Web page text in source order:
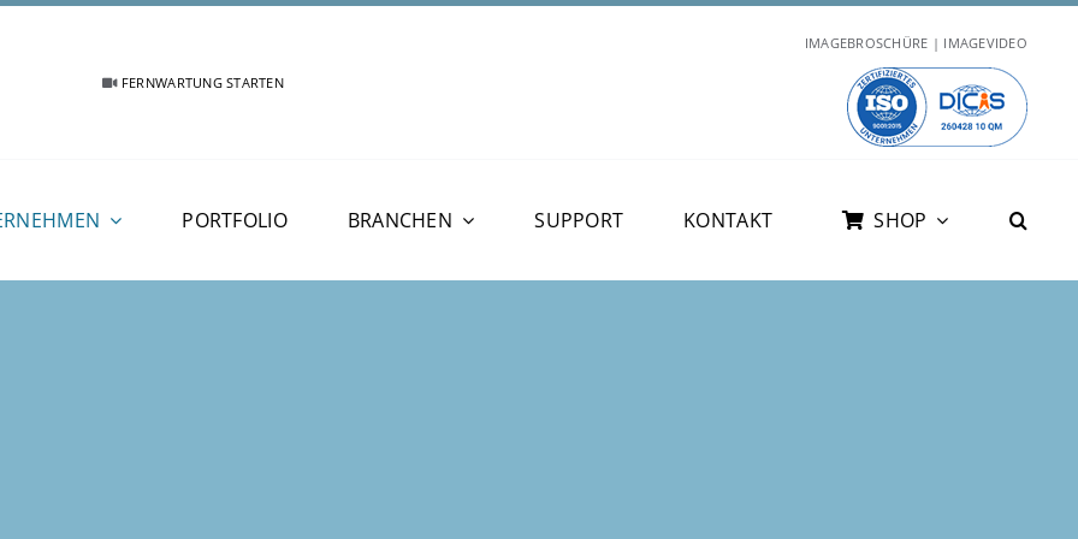
FERNWARTUNG STARTEN
IMAGEBROSCHÜRE | IMAGEVIDEO
PORTFOLIO BRANCHEN SUPPORT KONTAKT SHOP